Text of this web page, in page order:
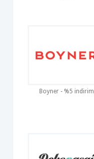
Boyner - %5 indirim